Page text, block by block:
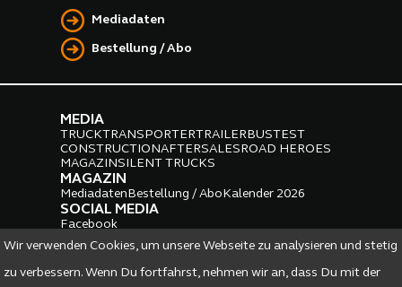
Wir verwenden Cookies, um unsere Webseite zu analysieren und stetig
zu verbessern. Wenn Du fortfahrst, nehmen wir an, dass Du mit der
Mediadaten
Bestellung / Abo
MEDIA
TRUCKTRANSPORTERTRAILERBUSTEST
CONSTRUCTIONAFTERSALESROAD HEROES
MAGAZINSILENT TRUCKS
MAGAZIN
MediadatenBestellung / AboKalender 2026
SOCIAL MEDIA
Facebook
Instagram LinkedIn